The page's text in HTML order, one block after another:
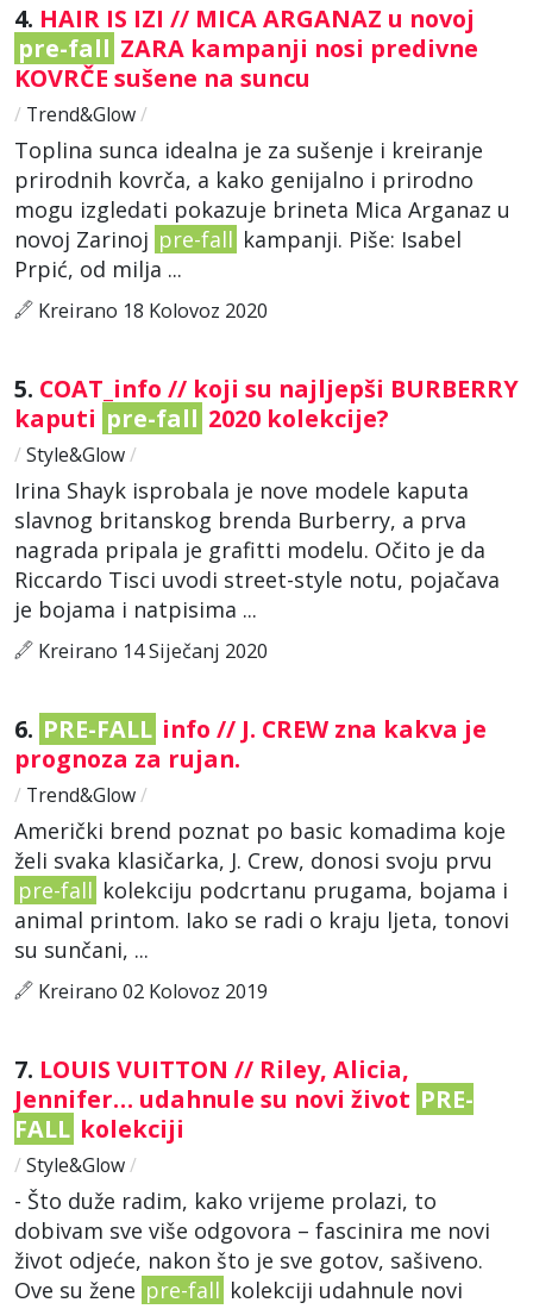
4. HAIR IS IZI // MICA ARGANAZ u novoj
pre-fall ZARA kampanji nosi predivne
KOVRČE sušene na suncu
/ Trend&Glow/
Toplina sunca idealna je za sušenje i kreiranje
prirodnih kovrča, a kako genijalno i prirodno
mogu izgledati pokazuje brineta Mica Arganaz u
novoj Zarinoj pre-fall kampanji. Piše: Isabel
Prpić, od milja ...
Kreirano 18 Kolovoz 2020
5. COAT_info // koji su najljepši BURBERRY
kaputi pre-fall 2020 kolekcije?
/ Style&Glow/
Irina Shayk isprobala je nove modele kaputa
slavnog britanskog brenda Burberry, a prva
nagrada pripala je grafitti modelu. Očito je da
Riccardo Tisci uvodi street-style notu, pojačava
je bojama i natpisima ...
Kreirano 14 Siječanj 2020
6. PRE-FALL info // J. CREW zna kakva je
prognoza za rujan.
/ Trend&Glow/
Američki brend poznat po basic komadima koje
želi svaka klasičarka, J. Crew, donosi svoju prvu
pre-fall kolekciju podcrtanu prugama, bojama i
animal printom. Iako se radi o kraju ljeta, tonovi
su sunčani, ...
Kreirano 02 Kolovoz 2019
7. LOUIS VUITTON // Riley, Alicia,
Jennifer… udahnule su novi život PRE-
FALL kolekciji
/ Style&Glow/
- Što duže radim, kako vrijeme prolazi, to
dobivam sve više odgovora – fascinira me novi
život odjeće, nakon što je sve gotov, sašiveno.
Ove su žene pre-fall kolekciji udahnule novi